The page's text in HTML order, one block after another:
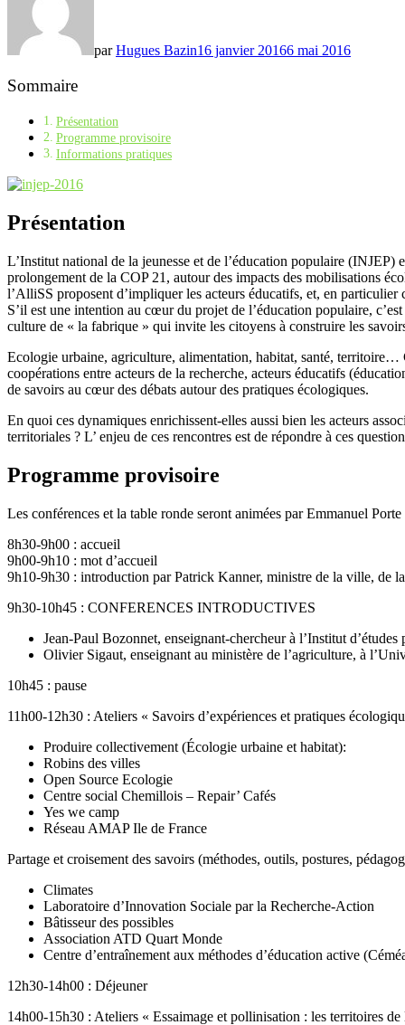
parHugues Bazin16 janvier 20166 mai 2016
Sommaire
Présentation
Programme provisoire
Informations pratiques
Présentation
L’Institut national de la jeunesse et de l’éducation populaire (INJEP)
prolongement de la COP 21, autour des impacts des mobilisations
l’AlliSS proposent d’impliquer les acteurs éducatifs, et, en
S’il est une intention au cœur du projet de l’éducation populaire,
culture de « la fabrique » qui invite les citoyens à construire les
Ecologie urbaine, agriculture, alimentation, habitat, santé, territoire…
coopérations entre acteurs de la recherche, acteurs éducatifs
de savoirs au cœur des débats autour des pratiques écologiques.
En quoi ces dynamiques enrichissent-elles aussi bien les acteurs
territoriales ? L’ enjeu de ces rencontres est de répondre à ces
Programme provisoire
Les conférences et la table ronde seront animées par Emmanuel
8h30-9h00 : accueil
9h00-9h10 : mot d’accueil
9h10-9h30 : introduction par Patrick Kanner, ministre de la ville, de la
9h30-10h45 : CONFERENCES INTRODUCTIVES
Jean-Paul Bozonnet, enseignant-chercheur à l’Institut
Olivier Sigaut, enseignant au ministère de l’agriculture, à
10h45 : pause
11h00-12h30 : Ateliers « Savoirs d’expériences et pratiques
Produire collectivement (Écologie urbaine et habitat):
Robins des villes
Open Source Ecologie
Centre social Chemillois – Repair’ Cafés
Yes we camp
Réseau AMAP Ile de France
Partage et croisement des savoirs (méthodes, outils, postures,
Climates
Laboratoire d’Innovation Sociale par la Recherche-Action
Bâtisseur des possibles
Association ATD Quart Monde
Centre d’entraînement aux méthodes d’éducation active
12h30-14h00 : Déjeuner
14h00-15h30 : Ateliers « Essaimage et pollinisation : les territoires de